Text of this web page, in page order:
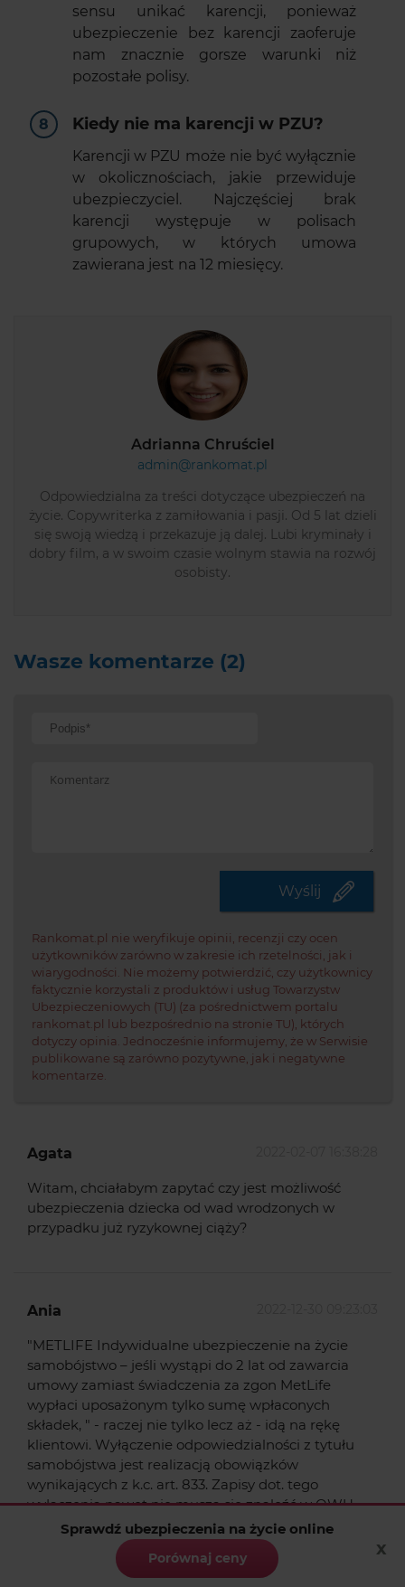
Sprawdź ubezpieczenia na życie online
Porównaj ceny x
sensu unikać karencji, ponieważ
ubezpieczenie bez karencji zaoferuje
nam znacznie gorsze warunki niż
pozostałe polisy.
Kiedy nie ma karencji w PZU?
Karencji w PZU może nie być wyłącznie
w okolicznościach, jakie przewiduje
ubezpieczyciel. Najczęściej brak
karencji występuje w polisach
grupowych, w których umowa
zawierana jest na 12 miesięcy.
Adrianna Chruściel
admin@rankomat.pl
Odpowiedzialna za treści dotyczące ubezpieczeń na
życie. Copywriterka z zamiłowania i pasji. Od 5 lat dzieli
się swoją wiedzą i przekazuje ją dalej. Lubi kryminały i
dobry film, a w swoim czasie wolnym stawia na rozwój
osobisty.
Wasze komentarze (2)
Wyślij
Rankomat.pl nie weryfikuje opinii, recenzji czy ocen
użytkowników zarówno w zakresie ich rzetelności, jak i
wiarygodności. Nie możemy potwierdzić, czy użytkownicy
faktycznie korzystali z produktów i usług Towarzystw
Ubezpieczeniowych (TU) (za pośrednictwem portalu
rankomat.pl lub bezpośrednio na stronie TU), których
dotyczy opinia. Jednocześnie informujemy, że w Serwisie
publikowane są zarówno pozytywne, jak i negatywne
komentarze.
Agata
Witam, chciałabym zapytać czy jest możliwość
ubezpieczenia dziecka od wad wrodzonych w
przypadku już ryzykownej ciąży?
Ania
"METLIFE Indywidualne ubezpieczenie na życie
samobójstwo – jeśli wystąpi do 2 lat od zawarcia
umowy zamiast świadczenia za zgon MetLife
wypłaci uposażonym tylko sumę wpłaconych
składek, " - raczej nie tylko lecz aż - idą na rękę
klientowi. Wyłączenie odpowiedzialności z tytułu
samobójstwa jest realizacją obowiązków
wynikających z k.c. art. 833. Zapisy dot. tego
wyłączenia nawet nie muszą się znaleźć w OWU
aby obowiązywać. Trochę mało to rzetelne...